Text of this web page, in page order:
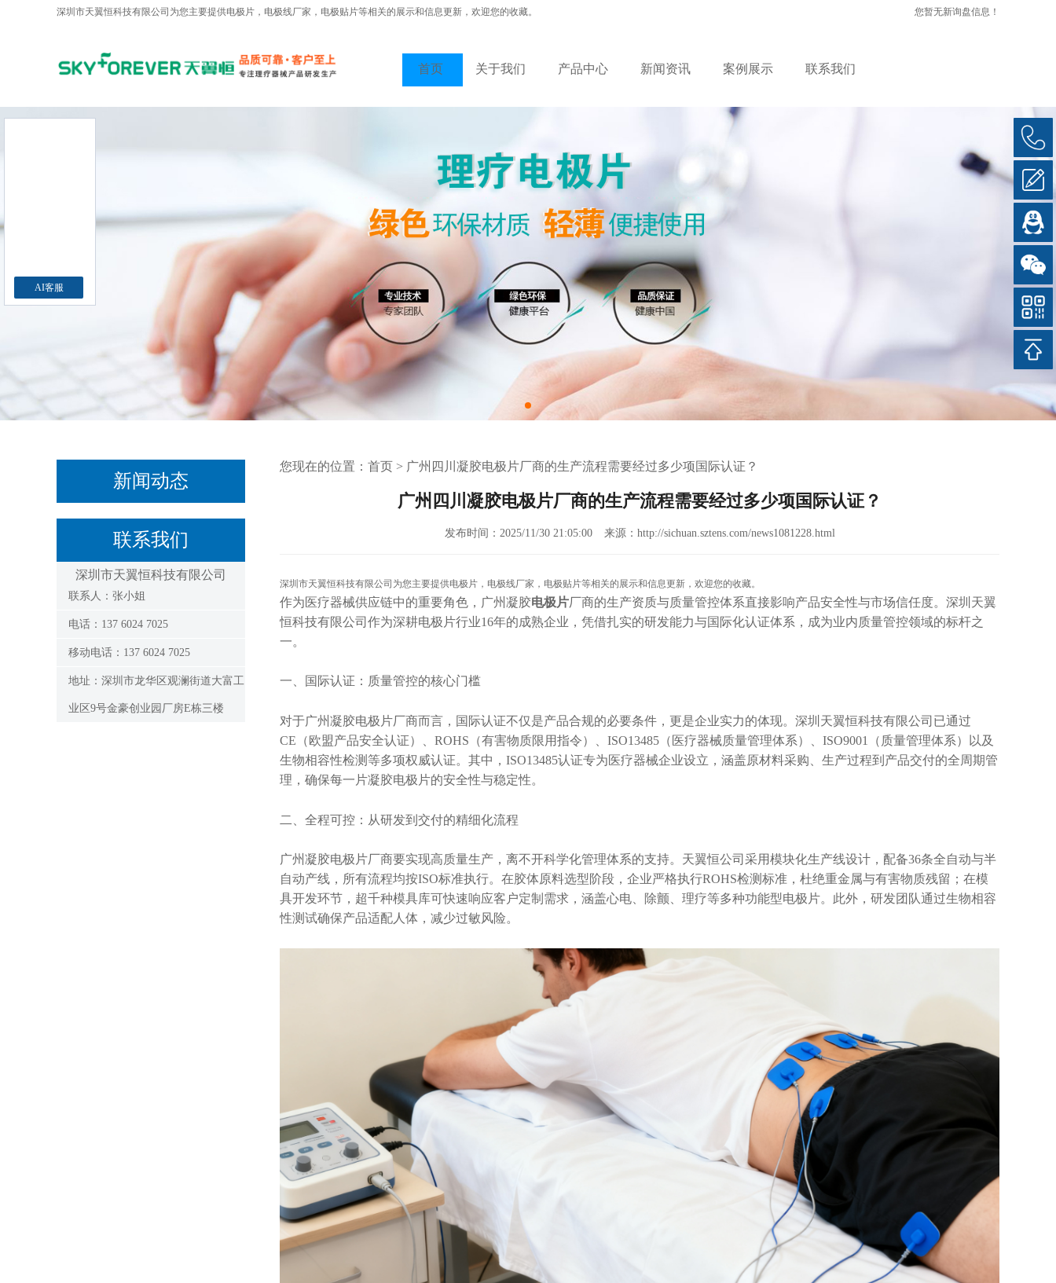
深圳市天翼恒科技有限公司为您主要提供电极片 ，电极线厂家，电极贴片等相关的展示和信息更新，欢迎您的收藏。 您暂无新询盘信息！
首页 关于我们 产品中心 新闻资讯 案例展示 联系我们
新闻动态
联系我们
深圳市天翼恒科技有限公司
联系人：张小姐
电话：137 6024 7025
移动电话：137 6024 7025
地址：深圳市龙华区观澜街道大富工
业区9号金豪创业园厂房E栋三楼
您现在的位置： 首页 > 广州四川凝胶电极片厂商的生产流程需要经过多少项国际认证？
广州四川凝胶电极片厂商的生产流程需要经过多少项国际认证？
发布时间：2025/11/30 21:05:00 来源：http://sichuan.sztens.com/news1081228.html
深圳市天翼恒科技有限公司为您主要提供电极片 ，电极线厂家，电极贴片等相关的展示和信息更新，欢迎您的收藏。
作为医疗器械供应链中的重要角色，广州凝胶电极片厂商的生产资质与质量管控体系直接影响产品安全性与市场信任度。深圳天翼
恒科技有限公司作为深耕电极片行业16年的成熟企业，凭借扎实的研发能力与国际化认证体系，成为业内质量管控领域的标杆之
一。
一、 国际认证：质量管控的核心门槛
对于广州凝胶电极片厂商而言，国际认证不仅是产品合规的必要条件，更是企业实力的体现。深圳天翼恒科技有限公司已通过
CE（欧盟产品安全认证）、ROHS（有害物质限用指令）、ISO13485（医疗器械质量管理体系）、ISO9001（质量管理体系）以及
生物相容性检测等多项权威认证。其中，ISO13485认证专为医疗器械企业设立，涵盖原材料采购、生产过程到产品交付的全周期管
理，确保每一片凝胶电极片的安全性与稳定性。
二、 全程可控：从研发到交付的精细化流程
广州凝胶电极片厂商要实现高质量生产，离不开科学化管理体系的支持。天翼恒公司采用模块化生产线设计，配备36条全自动与半
自动产线，所有流程均按ISO标准执行。在胶体原料选型阶段，企业严格执行ROHS检测标准，杜绝重金属与有害物质残留；在模
具开发环节，超千种模具库可快速响应客户定制需求，涵盖心电、除颤、理疗等多种功能型电极片。此外，研发团队通过生物相容
性测试确保产品适配人体，减少过敏风险。
AI客服